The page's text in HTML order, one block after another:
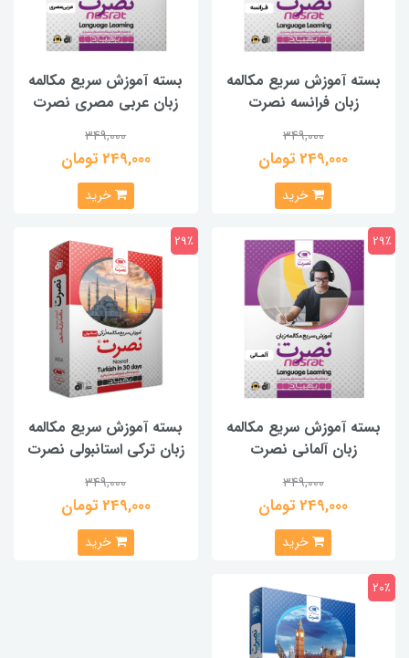
بسته آموزش سریع مکالمه
زبان فرانسه نصرت
349,000
249,000 تومان
خرید
بسته آموزش سریع مکالمه
زبان عربی مصری نصرت
349,000
249,000 تومان
خرید
بسته آموزش سریع مکالمه
زبان آلمانی نصرت
349,000
249,000 تومان
29٪
خرید
بسته آموزش سریع مکالمه
زبان ترکی استانبولی نصرت
349,000
249,000 تومان
29٪
خرید
20٪